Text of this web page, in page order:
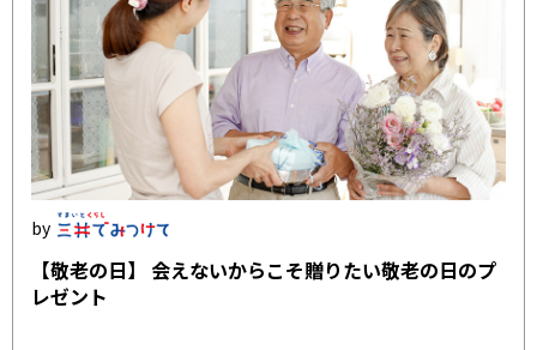
【敬老の日】 会えないからこそ贈りたい敬老の日のプ
レゼント